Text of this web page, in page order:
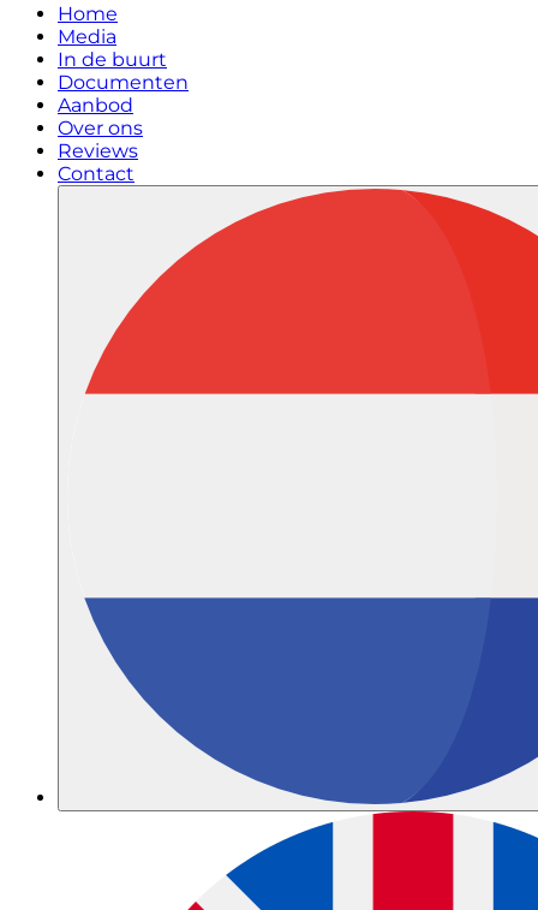
Home
Media
In de buurt
Documenten
Aanbod
Over ons
Reviews
Contact